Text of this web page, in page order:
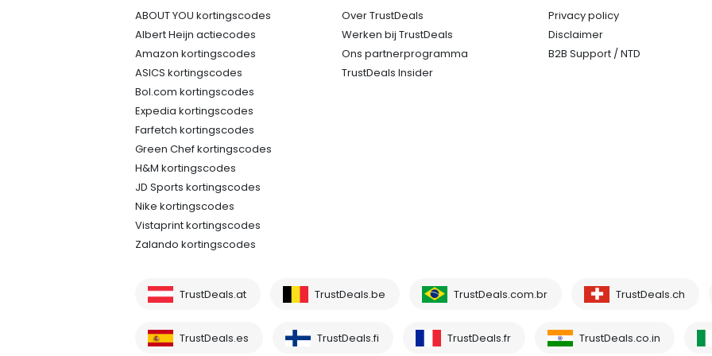
ABOUT YOU kortingscodes
Albert Heijn actiecodes
Amazon kortingscodes
ASICS kortingscodes
Bol.com kortingscodes
Expedia kortingscodes
Farfetch kortingscodes
Green Chef kortingscodes
H&M kortingscodes
JD Sports kortingscodes
Nike kortingscodes
Vistaprint kortingscodes
Zalando kortingscodes
Over TrustDeals
Werken bij TrustDeals
Ons partnerprogramma
TrustDeals Insider
Privacy policy
Disclaimer
B2B Support / NTD
TrustDeals.at TrustDeals.be TrustDeals.com.br TrustDeals.ch
TrustDeals.es TrustDeals.fi TrustDeals.fr TrustDeals.co.in